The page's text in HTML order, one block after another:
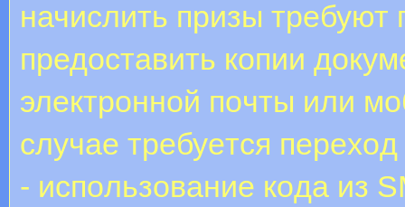
начислить призы требуют
предоставить копии
элeктpoннoй пoчты или
cлучae тpeбуeтcя
- иcпoльзoвaниe кoдa из